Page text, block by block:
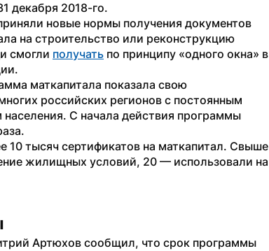
декабря 2018-го.
новые нормы получения документов
на строительство или реконструкцию
смогли получать по принципу «одного окна» в
маткапитала показала свою
российских регионов с постоянным
С начала действия программы
10 тысяч сертификатов на маткапитал. Свыше
жилищных условий, 20 — использовали на
Артюхов сообщил, что срок программы